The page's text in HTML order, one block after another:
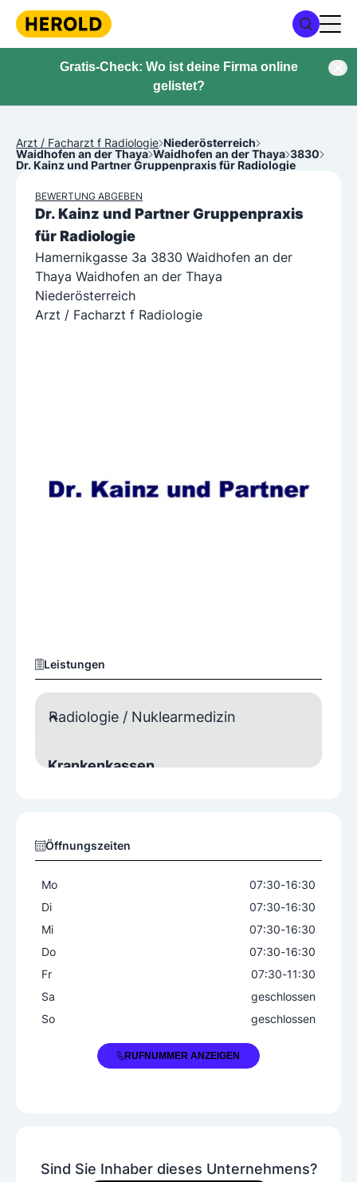
Gratis-Check: Wo ist deine Firma online
gelistet?
Arzt / Facharzt f Radiologie Niederösterreich
Waidhofen an der Thaya Waidhofen an der Thaya 3830
Dr. Kainz und Partner Gruppenpraxis für Radiologie
BEWERTUNG ABGEBEN
Dr. Kainz und Partner Gruppenpraxis
für Radiologie
Hamernikgasse 3a 3830 Waidhofen an der
Thaya Waidhofen an der Thaya
Niederösterreich
Arzt / Facharzt f Radiologie
Leistungen
Radiologie / Nuklearmedizin
Krankenkassen
Behandlungsfelder
Computertomographie
Ultraschall
Geschlecht
Sind Sie Inhaber dieses Unternehmens?
Öffnungszeiten
Mo 07:30-16:30
Di
07:30-16:30
Mi
07:30-16:30
Do
07:30-16:30
Fr
07:30-11:30
Sa
geschlossen
So
geschlossen
+43 2842 521180RUFNUMMER ANZEIGEN